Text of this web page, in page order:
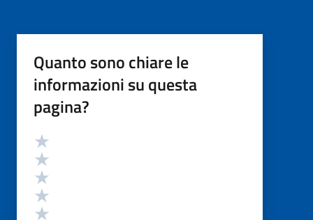
Quanto sono chiare le
informazioni su questa
pagina?
Valutazione